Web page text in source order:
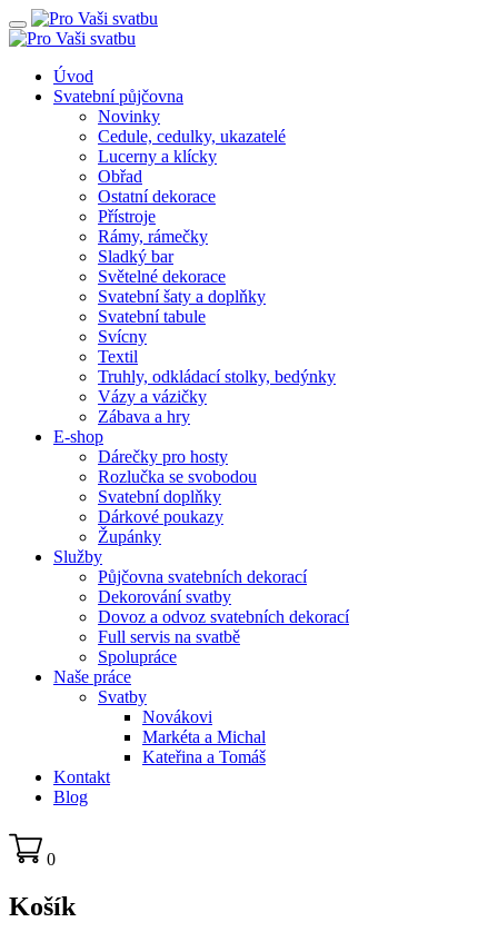
Úvod
Svatební půjčovna
Novinky
Cedule, cedulky, ukazatelé
Lucerny a klícky
Obřad
Ostatní dekorace
Přístroje
Rámy, rámečky
Sladký bar
Světelné dekorace
Svatební šaty a doplňky
Svatební tabule
Svícny
Textil
Truhly, odkládací stolky, bedýnky
Vázy a vázičky
Zábava a hry
E-shop
Dárečky pro hosty
Rozlučka se svobodou
Svatební doplňky
Dárkové poukazy
Župánky
Služby
Půjčovna svatebních dekorací
Dekorování svatby
Dovoz a odvoz svatebních dekorací
Full servis na svatbě
Spolupráce
Naše práce
Svatby
Novákovi
Markéta a Michal
Kateřina a Tomáš
Kontakt
Blog
0
Košík